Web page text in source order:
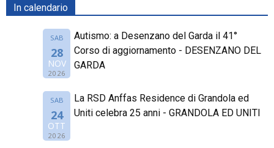
In calendario
SAB
28
NOV
2026
Autismo: a Desenzano del Garda il 41°
Corso di aggiornamento - DESENZANO DEL
GARDA
SAB
24
OTT
2026
La RSD Anffas Residence di Grandola ed
Uniti celebra 25 anni - GRANDOLA ED UNITI